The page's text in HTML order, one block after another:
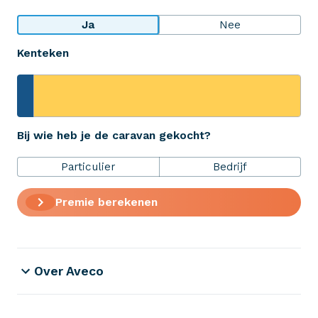
Ja Nee
Kenteken
Bij wie heb je de caravan gekocht?
Particulier Bedrijf
Premie berekenen
+31 (0)523 - 20 80 30
Verzekeringen
Over Aveco